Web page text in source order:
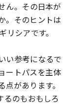
ん。その日本が
。そのヒントは
シアです。
い参考になるで
ートパスを主体
があります。
るのもおもしろ